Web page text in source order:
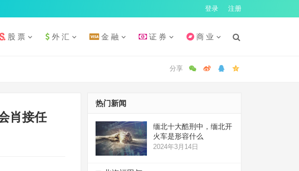
登录 注册
股 票 外 汇 金 融 证 券 商 业
肖接任
热门新闻
缅北十大酷刑中，缅北开
火车是形容什么
2024年3月14日